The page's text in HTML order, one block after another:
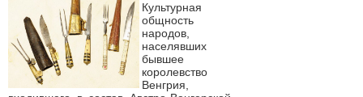
Культурная
общность
народов,
населявших
бывшее
королевство
Венгрия,